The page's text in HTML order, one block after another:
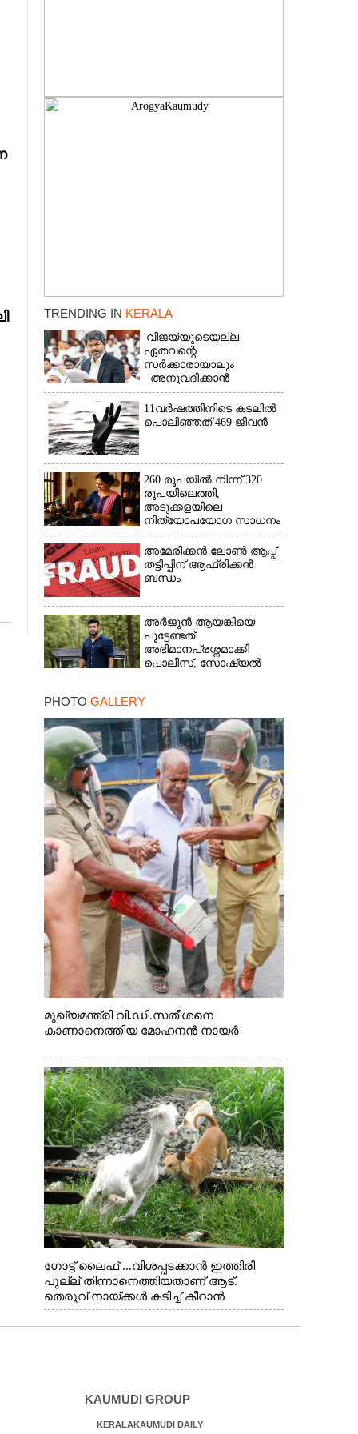
TRENDING IN KERALA
'വിജയ്‌യുടെയല്ല
ഏതവന്റെ
സർക്കാരായാലും
അനുവദിക്കാൻ
കഴിയില്ല;
മുല്ലപ്പെരിയാറിന്റെ
വെള്ളം കൂട്ടുന്നത്
11വർഷത്തിനിടെ കടലിൽ
പൊലിഞ്ഞത് 469 ജീവൻ
260 രൂപയിൽ നിന്ന് 320
രൂപയിലെത്തി,
അടുക്കളയിലെ
നിത്യോപയോഗ സാധനം
വാങ്ങിയാൽ കൈപൊള്ളും
അമേരിക്കൻ ലോൺ ആപ്പ്
തട്ടിപ്പിന് ആഫ്രിക്കൻ
ബന്ധം
അർജുൻ ആയങ്കിയെ
പൂട്ടേണ്ടത്
അഭിമാനപ്രശ്നമാക്കി
പൊലീസ്, സാേഷ്യൽ
PHOTO GALLERY
മുഖ്യമന്ത്രി വി.ഡി.സതീശനെ
കാണാനെത്തിയ മോഹനൻ നായർ
ഗോട്ട് ലൈഫ് ...വിശപ്പടക്കാൻ ഇത്തിരി
പുല്ല് തിന്നാനെത്തിയതാണ് ആട്.
തെരുവ് നായ്ക്കൾ കടിച്ച് കീറാൻ
വന്നതോടെ വയറിന്റെ ആന്തൽ മറന്ന്
ജീവന് വേണ്ടിയായി ഓട്ടം. എറണാകുളം
KAUMUDI GROUP
KERALAKAUMUDI DAILY